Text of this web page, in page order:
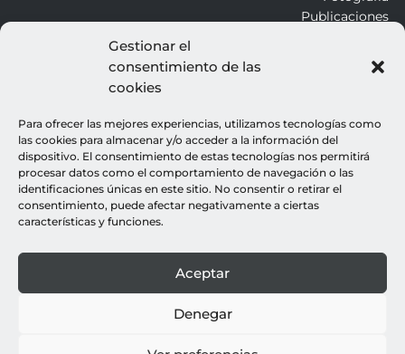
Gestionar el
consentimiento de las
cookies
Para ofrecer las mejores experiencias, utilizamos tecnologías como
las cookies para almacenar y/o acceder a la información del
dispositivo. El consentimiento de estas tecnologías nos permitirá
procesar datos como el comportamiento de navegación o las
identificaciones únicas en este sitio. No consentir o retirar el
consentimiento, puede afectar negativamente a ciertas
características y funciones.
Aceptar
Denegar
Publicaciones
ALROJO
Contacto
LEGALES
© all rights reserved : rocio gutierrez
webdesign : espacio azul